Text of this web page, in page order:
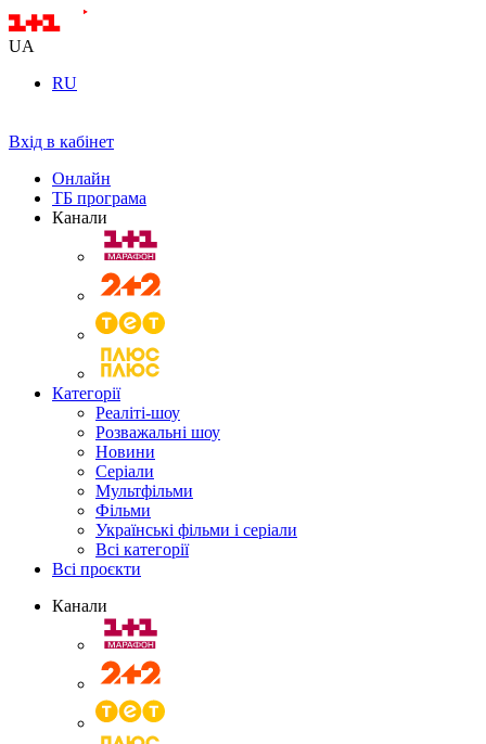
UA
RU
Вхід в кабінет
Онлайн
ТБ програма
Канали
Категорії
Реаліті-шоу
Розважальні шоу
Новини
Серіали
Мультфільми
Фільми
Українські фільми і серіали
Всі категорії
Всі проєкти
Канали